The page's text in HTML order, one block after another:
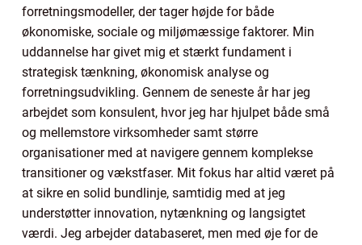
forretningsmodeller, der tager højde for både
økonomiske, sociale og miljømæssige faktorer. Min
uddannelse har givet mig et stærkt fundament i
strategisk tænkning, økonomisk analyse og
forretningsudvikling. Gennem de seneste år har jeg
arbejdet som konsulent, hvor jeg har hjulpet både små
og mellemstore virksomheder samt større
organisationer med at navigere gennem komplekse
transitioner og vækstfaser. Mit fokus har altid været på
at sikre en solid bundlinje, samtidig med at jeg
understøtter innovation, nytænkning og langsigtet
værdi. Jeg arbejder databaseret, men med øje for de